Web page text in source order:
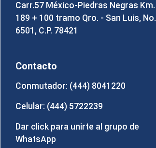
Carr.57 México-Piedras Negras Km.
189 + 100 tramo Qro. - San Luis, No.
6501, C.P. 78421
Contacto
Conmutador: (444) 8041220
Celular: (444) 5722239
Dar click para unirte al grupo de
WhatsApp